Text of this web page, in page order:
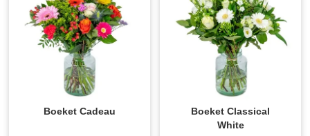
Boeket Cadeau
Boeket Classical
White